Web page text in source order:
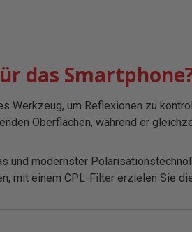
das
Werkzeug, um Reflexionen zu
Oberflächen, während er
modernster
mit einem CPL-Filter erzielen Sie